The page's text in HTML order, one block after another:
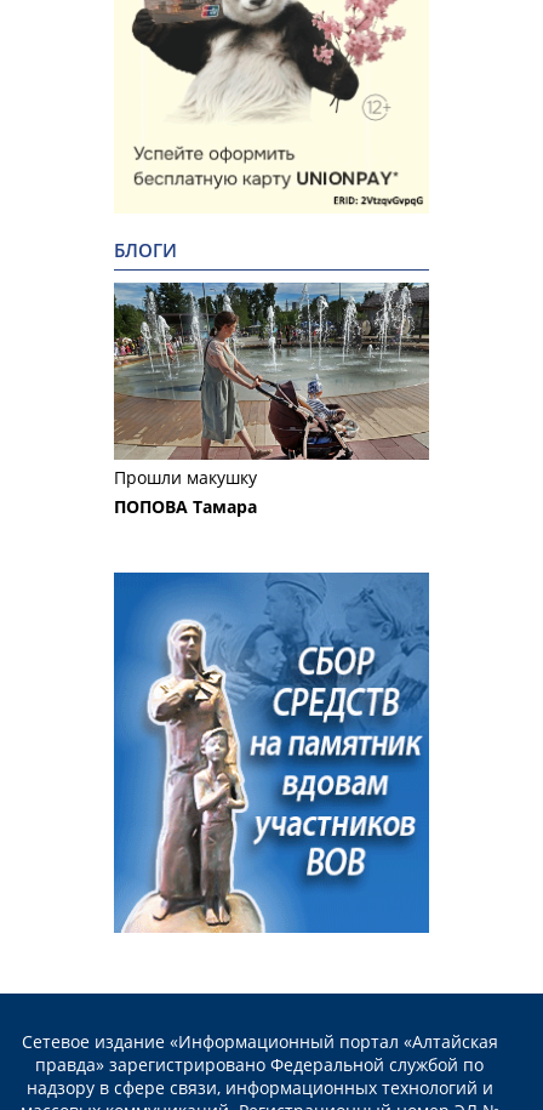
БЛОГИ
Прошли макушку
ПОПОВА Тамара
Сетевое издание «Информационный портал «Алтайская
правда» зарегистрировано Федеральной службой по
надзору в сфере связи, информационных технологий и